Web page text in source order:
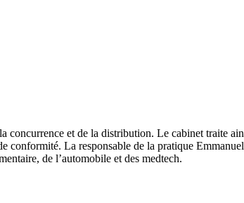
et de la distribution. Le cabinet traite
La responsable de la pratique
de l’automobile et des medtech.